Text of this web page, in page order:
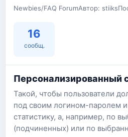
Newbies/FAQ ForumАвтор: stiiks
16
сообщ.
Персонализированный
Такой, чтобы пользователи
под своим логином-паролем
статистику, а, например, по
(подчиненных) или по